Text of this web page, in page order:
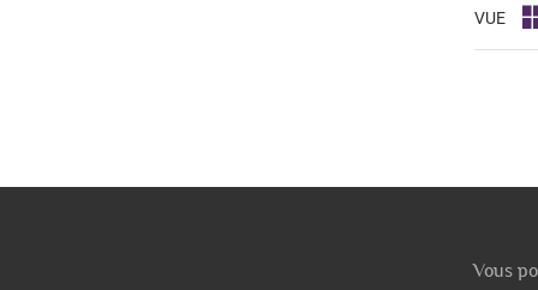
VUE
Vous